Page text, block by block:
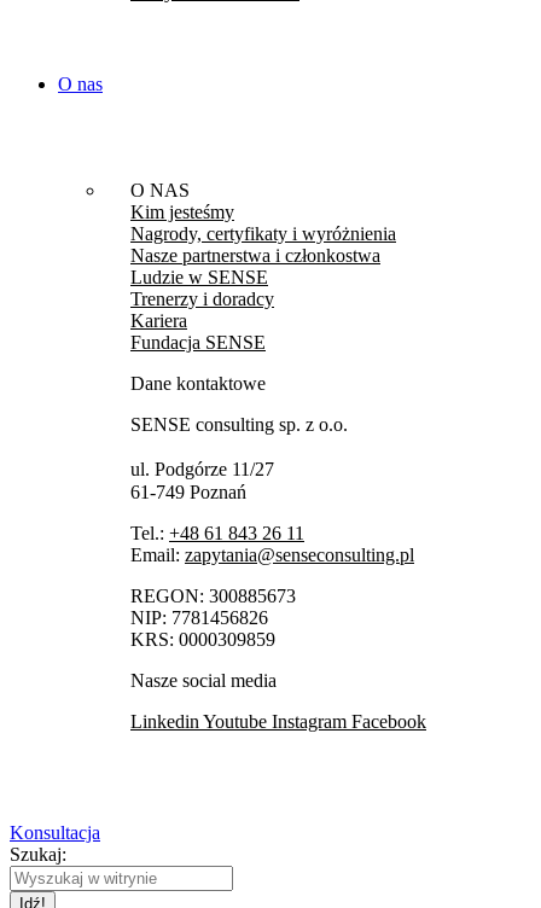
O nas
O NAS
Kim jesteśmy
Nagrody, certyfikaty i wyróżnienia
Nasze partnerstwa i członkostwa
Ludzie w SENSE
Trenerzy i doradcy
Kariera
Fundacja SENSE
Dane kontaktowe
SENSE consulting sp. z o.o.
ul. Podgórze 11/27
61-749 Poznań
Tel.: +48 61 843 26 11
Email: zapytania@senseconsulting.pl
REGON: 300885673
NIP: 7781456826
KRS: 0000309859
Nasze social media
Linkedin Youtube Instagram Facebook
Konsultacja
Szukaj: